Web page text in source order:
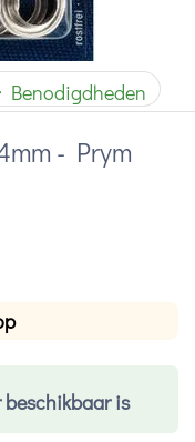
Benodigdheden
- Prym
is